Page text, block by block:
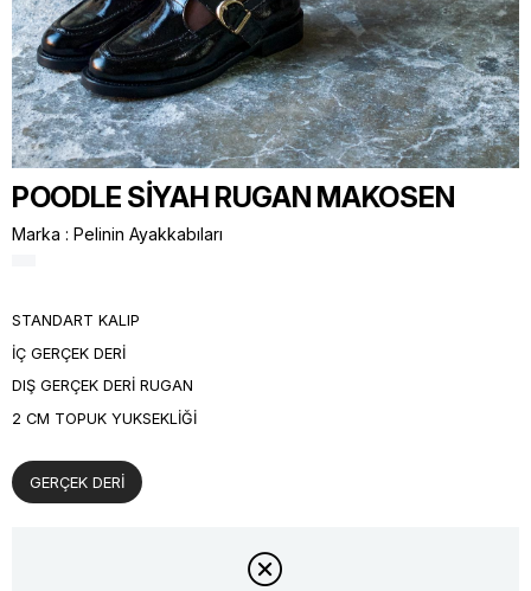
POODLE SİYAH RUGAN MAKOSEN
Marka : Pelinin Ayakkabıları
STANDART KALIP
İÇ GERÇEK DERİ
DIŞ GERÇEK DERİ RUGAN
2 CM TOPUK YUKSEKLİĞİ
GERÇEK DERİ